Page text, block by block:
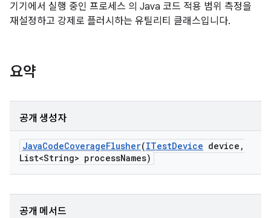
기기에서 실행 중인 프로세스 의 Java 코드 적용 범위 측정을
재설정하고 강제로 플러시하는 유틸리티 클래스입니다.
요약
공개 생성자
JavaCodeCoverageFlusher(ITestDevice device ,
List<String> processNames)
공개 메서드